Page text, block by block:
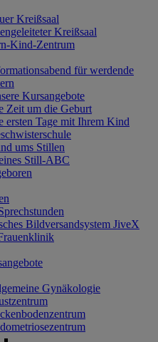
Kreißsaal
Kreißsaal
Kind-Zentrum
für werdende
Kursangebote
Zeit um die Geburt
ersten Tage mit Ihrem Kind
ums Stillen
Still-ABC
Bildversandsystem JiveX
Gynäkologie